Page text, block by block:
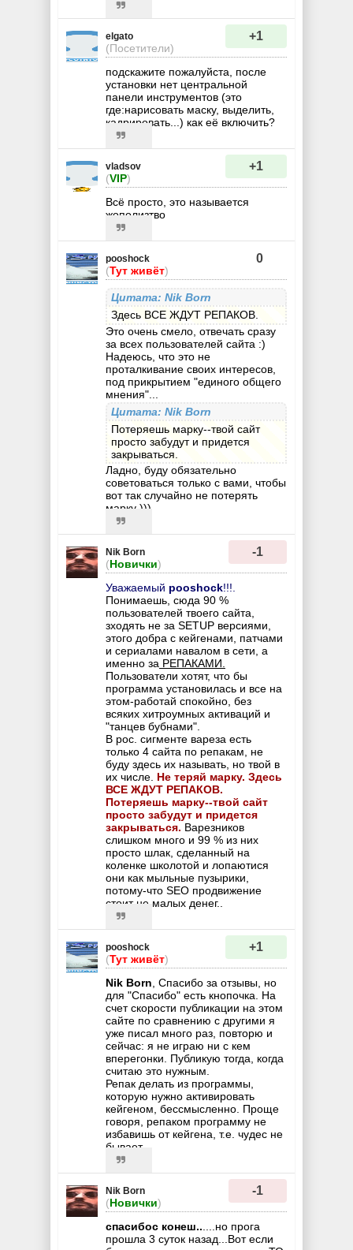
elgato
(Посетители)
+1
подскажите пожалуйста, после
установки нет центральной
панели инструментов (это
где:нарисовать маску, выделить,
кадрировать...) как её включить?
vladsov
(VIP)
+1
Всё просто, это называется
жополизтво
pooshock
(Тут живёт)
0
Цитата: Nik Born
Здесь ВСЕ ЖДУТ РЕПАКОВ.
Это очень смело, отвечать сразу
за всех пользователей сайта :)
Надеюсь, что это не
проталкивание своих интересов,
под прикрытием "единого общего
мнения"...
Цитата: Nik Born
Потеряешь марку--твой сайт
просто забудут и придется
закрываться.
Ладно, буду обязательно
советоваться только с вами, чтобы
вот так случайно не потерять
марку )))
Nik Born
(Новички)
-1
Уважаемый pooshock!!!.
Понимаешь, сюда 90 %
пользователей твоего сайта,
зходять не за SETUP версиями,
этого добра с кейгенами, патчами
и сериалами навалом в сети, а
именно за РЕПАКАМИ.
Пользователи хотят, что бы
программа установилась и все на
этом-работай спокойно, без
всяких хитроумных активаций и
"танцев бубнами".
В рос. сигменте вареза есть
только 4 сайта по репакам, не
буду здесь их называть, но твой в
их числе. Не теряй марку. Здесь
ВСЕ ЖДУТ РЕПАКОВ.
Потеряешь марку--твой сайт
просто забудут и придется
закрываться. Варезников
слишком много и 99 % из них
просто шлак, сделанный на
коленке школотой и лопаютися
они как мыльные пузырики,
потому-что SEO продвижение
стоит не малых денег..
pooshock
(Тут живёт)
+1
Nik Born, Спасибо за отзывы, но
для "Спасибо" есть кнопочка. На
счет скорости публикации на этом
сайте по сравнению с другими я
уже писал много раз, повторю и
сейчас: я не играю ни с кем
вперегонки. Публикую тогда, когда
считаю это нужным.
Репак делать из программы,
которую нужно активировать
кейгеном, бессмысленно. Проще
говоря, репаком программу не
избавишь от кейгена, т.е. чудес не
бывает.
Nik Born
(Новички)
-1
спасибос конеш......но прога
прошла 3 суток назад...Вот если